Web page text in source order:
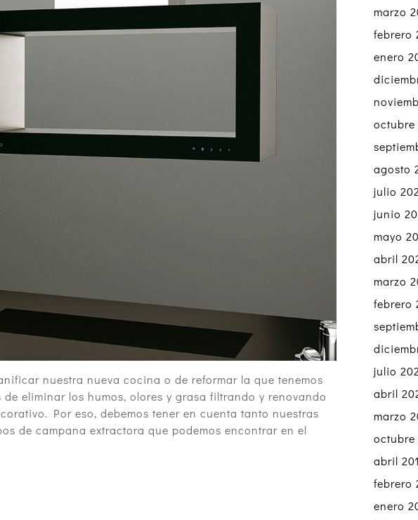
nuestra nueva cocina o de reformar la que tenemos
eliminar los humos, olores y grasa filtrando y renovando
Por eso, debemos tener en cuenta tanto nuestras
de campana extractora que podemos encontrar en el
marzo
febrero
enero
octubre
agosto
julio
junio
mayo
abril
marzo
febrero
julio
abril
marzo
octubre
abril
febrero
enero